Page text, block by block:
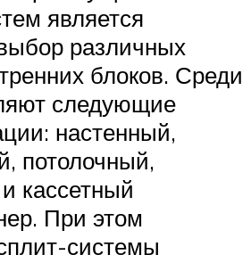
является
различных
блоков. Среди
следующие
настенный,
потолочный,
кассетный
При этом
системы